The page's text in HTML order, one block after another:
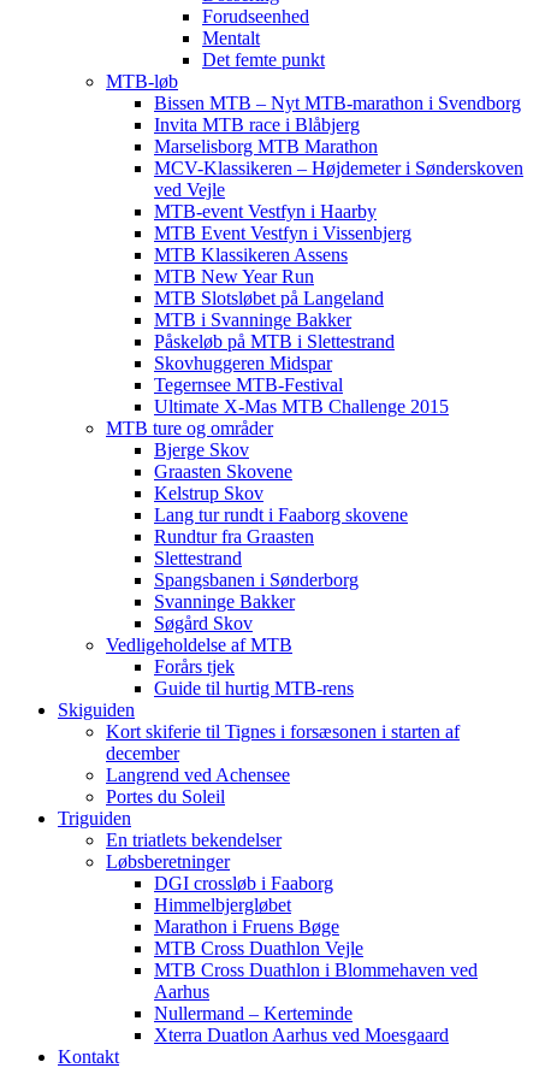
Forudseenhed
Mentalt
Det femte punkt
MTB-løb
Bissen MTB – Nyt MTB-marathon i Svendborg
Invita MTB race i Blåbjerg
Marselisborg MTB Marathon
MCV-Klassikeren – Højdemeter i Sønderskoven
ved Vejle
MTB-event Vestfyn i Haarby
MTB Event Vestfyn i Vissenbjerg
MTB Klassikeren Assens
MTB New Year Run
MTB Slotsløbet på Langeland
MTB i Svanninge Bakker
Påskeløb på MTB i Slettestrand
Skovhuggeren Midspar
Tegernsee MTB-Festival
Ultimate X-Mas MTB Challenge 2015
MTB ture og områder
Bjerge Skov
Graasten Skovene
Kelstrup Skov
Lang tur rundt i Faaborg skovene
Rundtur fra Graasten
Slettestrand
Spangsbanen i Sønderborg
Svanninge Bakker
Søgård Skov
Vedligeholdelse af MTB
Forårs tjek
Guide til hurtig MTB-rens
Skiguiden
Kort skiferie til Tignes i forsæsonen i starten af
december
Langrend ved Achensee
Portes du Soleil
Triguiden
En triatlets bekendelser
Løbsberetninger
DGI crossløb i Faaborg
Himmelbjergløbet
Marathon i Fruens Bøge
MTB Cross Duathlon Vejle
MTB Cross Duathlon i Blommehaven ved
Aarhus
Nullermand – Kerteminde
Xterra Duatlon Aarhus ved Moesgaard
Kontakt